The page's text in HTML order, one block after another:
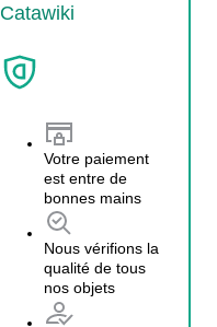
Catawiki
Votre paiement
est entre de
bonnes mains
Nous vérifions la
qualité de tous
nos objets